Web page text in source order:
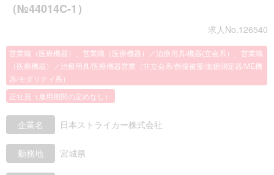
（№44014C-1）
求人No.126540
営業職（医療機器）、営業職（医療機器）／治療用具/機器(立会系）、営業職
（医療機器）／治療用具/医療機器営業（非立会系/創傷被覆/血糖測定器/ME機
器/モダリティ系）
正社員（雇用期間の定めなし）
企業名 日本ストライカー株式会社
勤務地 宮城県